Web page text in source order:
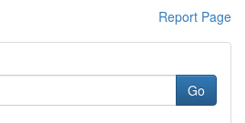
Report Page
Go